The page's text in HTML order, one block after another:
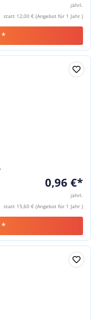
jährl.
statt 12,00 € (Angebot für 1 Jahr )
*
0,96 €*
jährl.
statt 15,60 € (Angebot für 1 Jahr )
*